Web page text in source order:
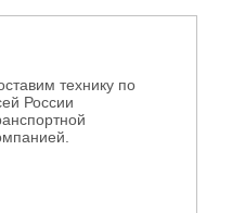
технику по
России